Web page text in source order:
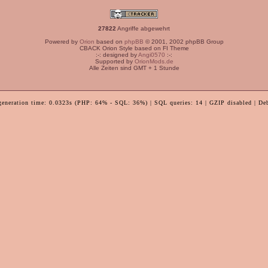
27822 Angriffe abgewehrt
Powered by Orion based on phpBB © 2001, 2002 phpBB Group
CBACK Orion Style based on FI Theme
:-: designed byAngi0570 :-:
Supported by OrionMods.de
Alle Zeiten sind GMT + 1 Stunde
time: 0.0323s (PHP: 64% - SQL: 36%) | SQL queries: 14 | GZIP disabled |